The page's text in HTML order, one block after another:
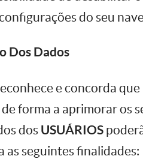
do seu
Dos Dados
e concorda que
, de forma a aprimorar os
dos USUÁRIOS
as seguintes finalidades: